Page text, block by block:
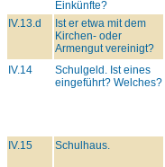
Einkünfte?
IV.13.d
Ist er etwa mit dem
Kirchen- oder
Armengut vereinigt?
IV.14
Schulgeld. Ist eines
eingeführt? Welches?
IV.15 Schulhaus.